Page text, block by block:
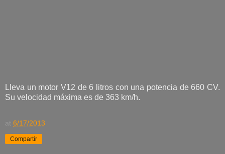
Lleva un motor V12 de 6 litros con una potencia de 660 CV.
Su velocidad máxima es de 363 km/h.
at 6/17/2013
Compartir